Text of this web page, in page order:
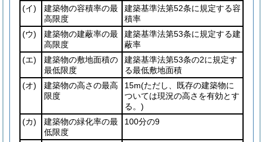
(イ)
建築物の容積率の最
高限度
建築基準法第52条に規定する容
積率
(ウ)
建築物の建蔽率の最
高限度
建築基準法第53条に規定する建
蔽率
(エ)
建築物の敷地面積の
最低限度
建築基準法第53条の2に規定す
る最低敷地面積
(オ)
建築物の高さの最高
限度
15m(ただし、既存の建築物に
ついては現況の高さを有効とす
る。)
(カ)
建築物の緑化率の最
低限度
100分の9